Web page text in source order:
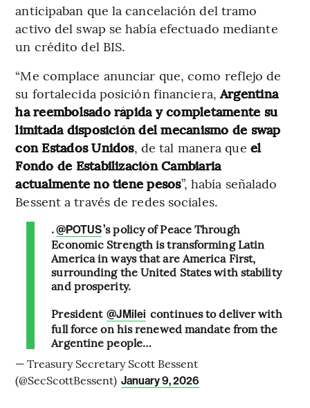
anticipaban que la cancelación del tramo
activo del swap se había efectuado mediante
un crédito del BIS.
“Me complace anunciar que, como reflejo de
su fortalecida posición financiera,Argentina
ha reembolsado rápida y completamente su
limitada disposición del mecanismo de swap
con Estados Unidos, de tal manera que el
Fondo de Estabilización Cambiaria
actualmente no tiene pesos”, había señalado
Bessent a través de redes sociales.
.@POTUS’s policy of Peace Through
Economic Strength is transforming Latin
America in ways that are America First,
surrounding the United States with stability
and prosperity.
President @JMilei continues to deliver with
full force on his renewed mandate from the
Argentine people…
— Treasury Secretary Scott Bessent
(@SecScottBessent) January 9, 2026